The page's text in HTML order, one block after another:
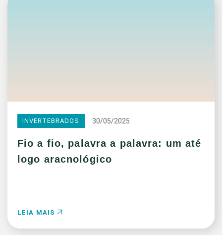
INVERTEBRADOS 30/05/2025
Fio a fio, palavra a palavra: um até
logo aracnológico
LEIA MAIS